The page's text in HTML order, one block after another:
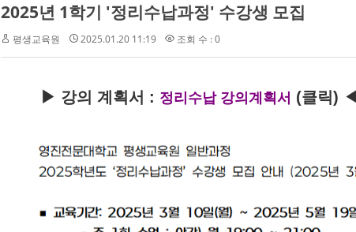
2025년 1학기 '정리수납과정' 수강생 모집
평생교육원 2025.01.20 11:19 조회 수 : 0
▶ 강의 계획서 : 정리수납 강의계획서 (클릭) ◀